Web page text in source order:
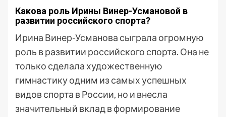
Какова роль Ирины Винер-Усмановой в
развитии российского спорта?
Ирина Винер-Усманова сыграла огромную
роль в развитии российского спорта. Она не
только сделала художественную
гимнастику одним из самых успешных
видов спорта в России, но и внесла
значительный вклад в формирование